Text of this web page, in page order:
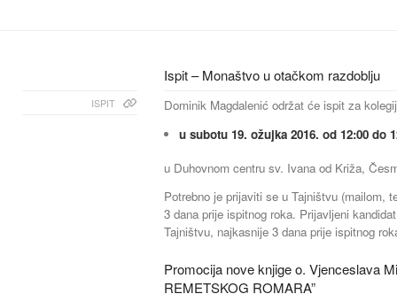
Ispit – Monaštvo u otačkom razdoblju
ISPIT
Dominik Magdalenić održat će ispit za
u subotu 19. ožujka 2016. od 12:00 do
u Duhovnom centru sv. Ivana od Križa,
Potrebno je prijaviti se u Tajništvu (mailom,
3 dana prije ispitnog roka. Prijavljeni
Tajništvu, najkasnije 3 dana prije ispitnog
Promocija nove knjige o. Vjenceslava
REMETSKOG ROMARA”